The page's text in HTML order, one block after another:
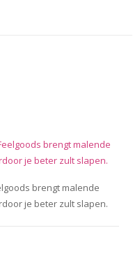
brengt malende
je beter zult slapen.